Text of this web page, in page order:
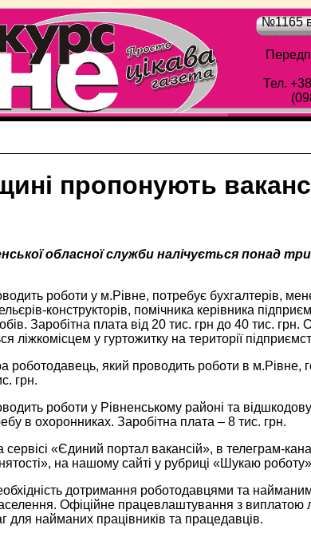
№1165
Тел.
пропонують
обласної служби налічується понад
роботи у м.Рівне, потребує бухгалтерів,
конструкторів, помічника керівника
Заробітна плата від 20 тис. грн до 40 тис.
ліжкомісцем у гуртожитку на території
роботодавець, який проводить роботи в м.Рівне,
грн.
роботи у Рівненському районі та
в охоронниках. Заробітна плата – 8 тис. грн.
сервісі «Єдиний портал вакансій», в телеграм-
на нашому сайті у рубриці «Шукаю
дотримання роботодавцями та
Офіційне працевлаштування з виплатою
для найманих працівників та працедавців.